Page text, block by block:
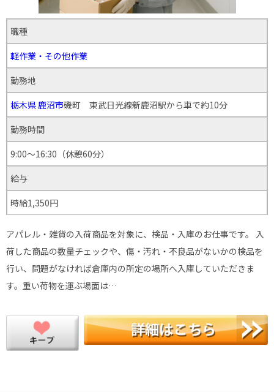
職種
軽作業・その他作業
勤務地
栃木県 鹿沼市磯町 東武日光線新鹿沼駅から車で約10分
勤務時間
9:00〜16:30（休憩60分）
給与
時給1,350円
アパレル・雑貨の入荷商品を対象に、検品・入庫のお仕事です。 入
荷した商品の数量チェックや、傷・汚れ・不良品がないかの検品を
行い、問題がなければ倉庫内の所定の場所へ入庫していただきま
す。重い荷物を運ぶ場面は…